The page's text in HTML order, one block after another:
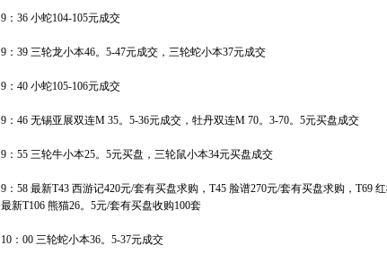
9：36 小蛇104-105元成交
9：39 三轮龙小本46。5-47元成交，三轮蛇小本37元成交
9：40 小蛇105-106元成交
9：46 无锡亚展双连M 35。5-36元成交，牡丹双连M 70。3-70。5元买盘成交
9：55 三轮牛小本25。5元买盘，三轮鼠小本34元买盘成交
9：58 最新T43 西游记420元/套有买盘求购，T45 脸谱270元/套有买盘求购，T69
最新T106 熊猫26。5元/套有买盘收购100套
10：00 三轮蛇小本36。5-37元成交